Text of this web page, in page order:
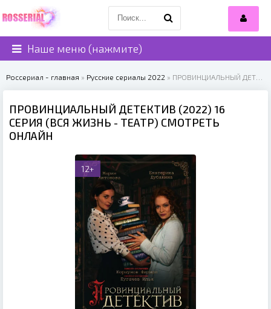
Наше меню (нажмите)
Россериал - главная » Русские сериалы 2022 » ПРОВИНЦИАЛЬНЫЙ ДЕТЕКТИВ (2022)
ПРОВИНЦИАЛЬНЫЙ ДЕТЕКТИВ (2022) 16
СЕРИЯ (ВСЯ ЖИЗНЬ - ТЕАТР) СМОТРЕТЬ
ОНЛАЙН
12+